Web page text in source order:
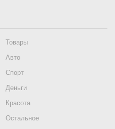
Товары
Авто
Спорт
Деньги
Красота
Остальное